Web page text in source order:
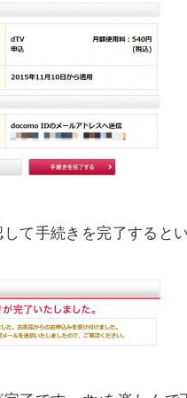
て手続きを完了すると